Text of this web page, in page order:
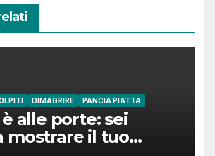
DIMAGRIRE PANCIA PIATTA
è alle porte: sei
mostrare il tuo